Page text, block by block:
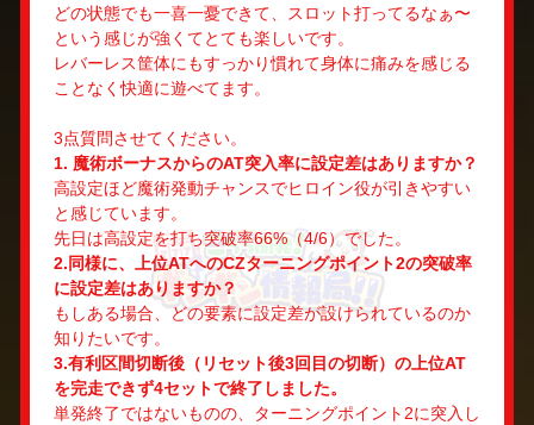
どの状態でも一喜一憂できて、スロット打ってるなぁ〜
という感じが強くてとても楽しいです。
レバーレス筐体にもすっかり慣れて身体に痛みを感じる
ことなく快適に遊べてます。
3点質問させてください。
1. 魔術ボーナスからのAT突入率に設定差はありますか？
高設定ほど魔術発動チャンスでヒロイン役が引きやすい
と感じています。
先日は高設定を打ち突破率66%（4/6）でした。
2.同様に、上位ATへのCZターニングポイント2の突破率
に設定差はありますか？
もしある場合、どの要素に設定差が設けられているのか
知りたいです。
3.有利区間切断後（リセット後3回目の切断）の上位AT
を完走できず4セットで終了しました。
単発終了ではないものの、ターニングポイント2に突入し